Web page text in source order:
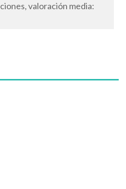
valoración media: